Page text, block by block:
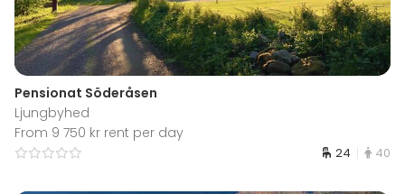
Pensionat Söderåsen
Ljungbyhed
From 9 750 kr rent per day
24 40